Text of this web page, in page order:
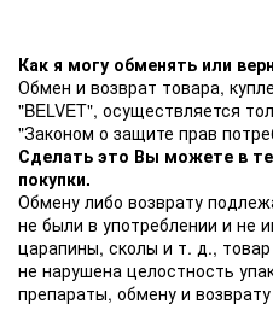
Как я могу обменять или
Обмен и возврат товара,
"BELVET", осуществляется
"Законом о защите прав
Сделать это Вы можете в
покупки.
Обмену либо возврату
не были в употреблении и не
царапины, сколы и т. д.,
не нарушена целостность
препараты, обмену и